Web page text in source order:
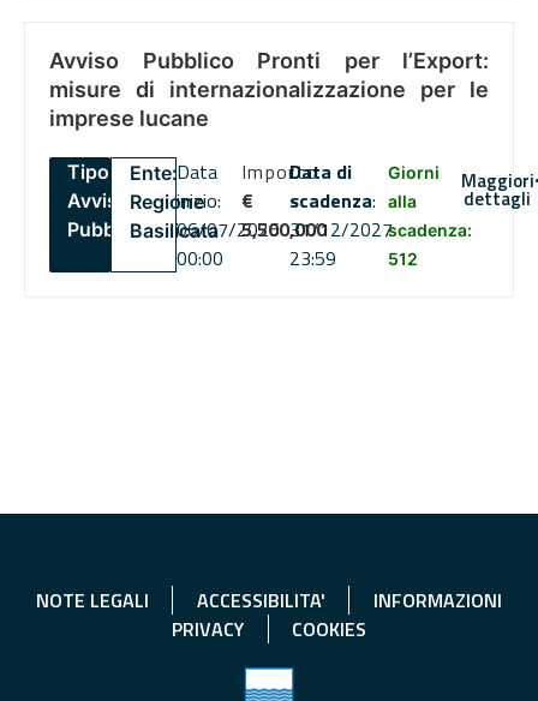
Avviso Pubblico Pronti per l’Export:
misure di internazionalizzazione per le
imprese lucane
Tipo:
Avviso
Pubblico
Ente:
Regione
Basilicata
Data
inizio:
06/07/2026
00:00
Importo
€
5,500,000
Data di
scadenza:
31/12/2027
23:59
Giorni
alla
scadenza:
512
Maggiori
dettagli
NOTE LEGALI ACCESSIBILITA'
INFORMAZIONI
PRIVACY
COOKIES